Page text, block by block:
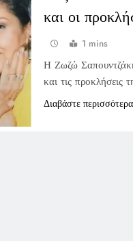
και οι
1 mins
Η Ζωζώ
και τις προκλήσεις
Διαβάστε περισσότερα